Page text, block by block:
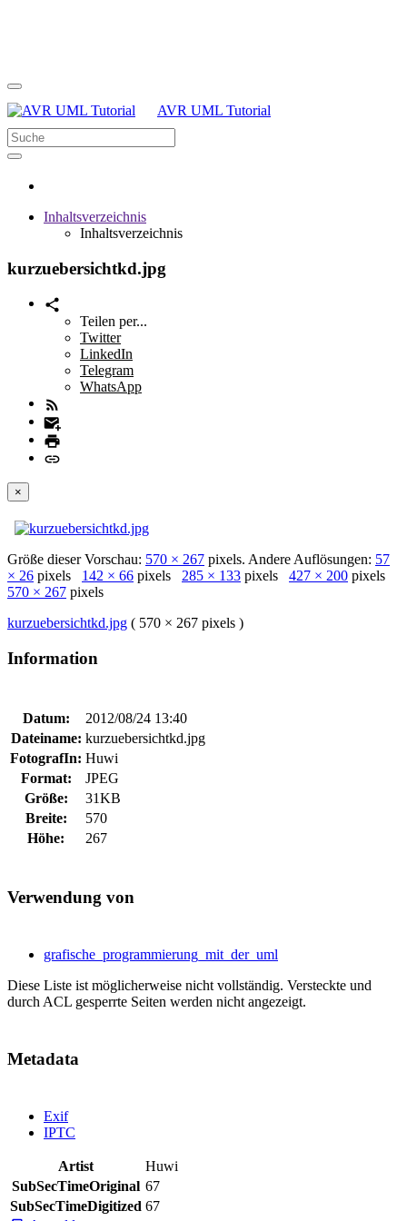
AVR UML Tutorial
Inhaltsverzeichnis
Inhaltsverzeichnis
kurzuebersichtkd.jpg
Teilen per...
Twitter
LinkedIn
Telegram
WhatsApp
×
Größe dieser Vorschau: 570 × 267 pixels. Andere Auflösungen: 57
× 26 pixels 142 × 66 pixels 285 × 133 pixels 427 × 200 pixels
570 × 267 pixels
kurzuebersichtkd.jpg ( 570 × 267 pixels )
Information
Datum:
2012/08/24 13:40
Dateiname: kurzuebersichtkd.jpg
FotografIn: Huwi
Format:
JPEG
Größe:
31KB
Breite:
570
Höhe:
267
Verwendung von
grafische_programmierung_mit_der_uml
Diese Liste ist möglicherweise nicht vollständig. Versteckte und
durch ACL gesperrte Seiten werden nicht angezeigt.
Metadata
Exif
IPTC
Artist
Huwi
SubSecTimeOriginal 67
SubSecTimeDigitized 67